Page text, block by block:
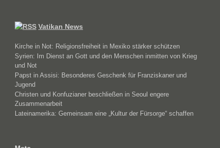
Vatikan News
Kirche in Not: Religionsfreiheit in Mexiko stärker schützen
Syrien: Im Dienst an Gott und den Menschen inmitten von Krieg
und Not
Papst in Assisi: Besonderes Geschenk für Franziskaner und
Jugend
Christen und Konfuzianer beschließen in Seoul engere
Zusammenarbeit
Lateinamerika: Gemeinsam eine „Kultur der Fürsorge“ schaffen